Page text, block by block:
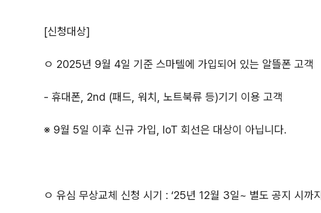
[신청대상]
ㅇ 2025년 9월 4일 기준 스마텔에 가입되어 있는 알뜰폰 고객
- 휴대폰, 2nd (패드, 워치, 노트북류 등)기기 이용 고객
※ 9월 5일 이후 신규 가입, IoT 회선은 대상이 아닙니다.
ㅇ 유심 무상교체 신청 시기 : ‘25년 12월 3일~ 별도 공지 시까지